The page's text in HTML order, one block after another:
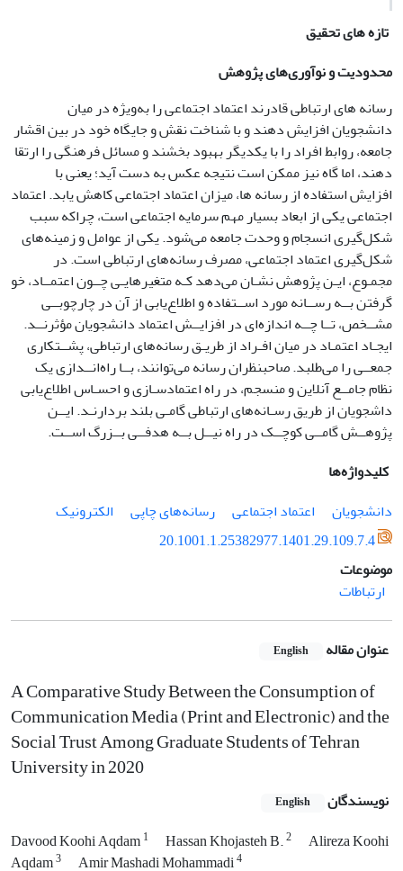
تازه های تحقیق
محدودیت و نوآوری‌های پژوهش
رسانه­ های ارتباطی قادرند اعتماد اجتماعی را به‌ویژه در میان
دانشجویان افزایش دهند و با شناخت نقش و جایگاه خود در بین اقشار
جامعه، روابط افراد را با یکدیگر بهبود بخشند و مسائل فرهنگی را ارتقا
دهند، اما گاه نیز ممکن است نتیجه عکس به دست آید؛ یعنی با
افزایش استفاده از رسانه­ ها، میزان اعتماد اجتماعی کاهش یابد. اعتماد
اجتماعی یکی از ابعاد بسیار مهم سرمایه اجتماعی است، چراکه سبب
شکل‌گیری انسجام و وحدت جامعه می‌شود. یکی از عوامل و زمینه‌های
شکل‌گیری اعتماد اجتماعی، مصرف رسانه‌های ارتباطی است. در
مجمـوع، ایـن پژوهش نشـان می‌دهد کـه متغیرهایـی چــون اعتمــاد، خو
گرفتن بــه رســانه مورد اســتفاده و اطلاع‌یابی از آن در چارچوبــی
مشــخص، تــا چــه اندازه‌ای در افزایــش اعتماد دانشجویان مؤثرنــد.
ایجـاد اعتمـاد در میان افـراد از طریـق رسانه‌های ارتباطی، پشــتکاری
جمعــی را می‌طلبد. صاحبنظران رسانه می‌توانند، بــا راه‌انــدازی یک
نظام جامــع آنلاین و منسجم‌، در راه اعتمادسـازی و احسـاس اطلاع‌یابی
داشجویان از طریق رسـانه‌های ارتباطی گامـی بلند بردارنـد. ایــن
پژوهــش گامــی کوچــک در راه نیــل بــه هدفــی بــزرگ اســت.
کلیدواژه‌ها
دانشجویان
اعتماد اجتماعی رسانه‌های چاپی
الکترونیک
20.1001.1.25382977.1401.29.109.7.4
موضوعات
ارتباطات
عنوان مقاله English
A Comparative Study Between the Consumption of
Communication Media (Print and Electronic) and the
Social Trust Among Graduate Students of Tehran
University in 2020
نویسندگان English
Davood Koohi Aqdam1 Hassan Khojasteh B.2
Alireza Koohi
Aqdam3 Amir Mashadi Mohammadi4